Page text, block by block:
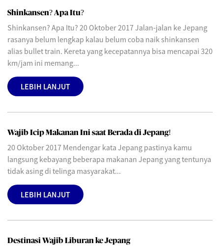
Shinkansen? Apa Itu?
Shinkansen? Apa Itu? 20 Oktober 2017 Jalan-jalan ke Jepang
rasanya belum lengkap kalau belum coba naik shinkansen
alias bullet train. Kereta yang kecepatannya bisa mencapai 320
km/jam ini memang...
LEBIH LANJUT
Wajib Icip Makanan Ini saat Berada di Jepang!
20 Oktober 2017 Mendengar kata Jepang pastinya kamu
langsung kebayang beberapa makanan Jepang yang tentunya
tidak asing di telinga masyarakat...
LEBIH LANJUT
Destinasi Wajib Liburan ke Jepang